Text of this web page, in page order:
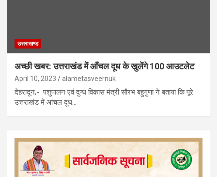
उत्तराखण्ड
अच्छी खबर: उत्तराखंड में आँचल दूध के खुलेंगे 100 आउटलेट
April 10, 2023 alametasveernuk
देहरादून;- पशुपालन एवं दुग्ध विकास मंत्री सौरभ बहुगुणा ने बताया कि पूरे
उत्तराखंड में आंचल दूध…